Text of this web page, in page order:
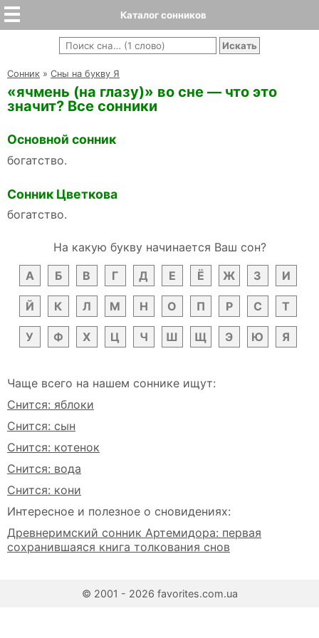
Каталог сонников
Cонник » Сны на букву Я
«ячмень (на глазу)» во сне — что это
значит? Все сонники
Основной сонник
богатство.
Сонник Цветкова
богатство.
На какую букву начинается Ваш сон?
А
Б В Г Д Е Ё Ж З И
Й К Л М Н О П Р С Т
У Ф Х Ц Ч Ш Щ Э Ю Я
Чаще всего на нашем соннике ищут:
Снится: яблоки
Снится: сын
Снится: котенок
Снится: вода
Снится: кони
Интересное и полезное о сновидениях:
Древнеримский сонник Артемидора: первая
сохранившаяся книга толкования снов
© 2001 - 2026 favorites.com.ua